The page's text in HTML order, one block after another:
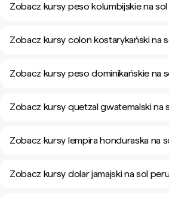
Zobacz kursy peso kolumbijskie na
Zobacz kursy colon kostarykański na
Zobacz kursy peso dominikańskie na
Zobacz kursy quetzal gwatemalski na
Zobacz kursy lempira honduraska na
Zobacz kursy dolar jamajski na sol